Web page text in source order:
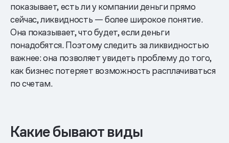
показывает, есть ли у компании деньги прямо
сейчас, ликвидность — более широкое понятие.
Она показывает, что будет, если деньги
понадобятся. Поэтому следить за ликвидностью
важнее: она позволяет увидеть проблему до того,
как бизнес потеряет возможность расплачиваться
по счетам.
Какие бывают виды